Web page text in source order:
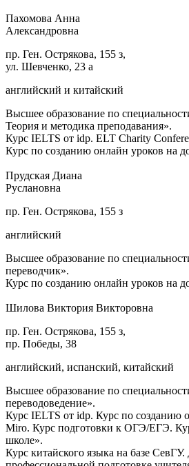
Пахомова Анна
Александровна
пр. Ген. Острякова, 155 з,
ул. Шевченко, 23 а
английский и китайский
Высшее образование по
Теория и методика преподавания».
Курс IELTS от idp. ELT Charity
Курс по созданию онлайн уроков на
Прудская Диана
Руслановна
пр. Ген. Острякова, 155 з
английский
Высшее образование по
переводчик».
Курс по созданию онлайн уроков на
Шилова Виктория Викторовна
пр. Ген. Острякова, 155 з,
пр. Победы, 38
английский, испанский, китайский
Высшее образование по
переводоведение».
Курс IELTS от idp. Курс по созданию
Miro. Курс подготовки к ОГЭ/ЕГЭ.
школе».
Курс китайского языка на базе